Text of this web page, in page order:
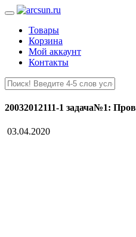
Товары
Корзина
Мой аккаунт
Контакты
20032012111-1 задача№1:
03.04.2020